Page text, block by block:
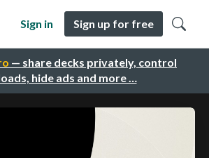
— share decks privately, control
hide ads and more …
Sign in Sign up for free